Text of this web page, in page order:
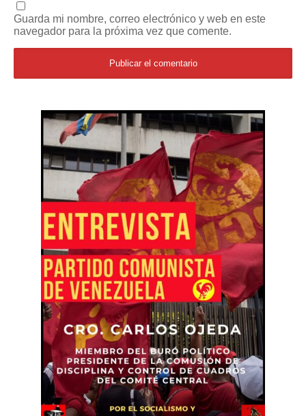
Guarda mi nombre, correo electrónico y web en este
navegador para la próxima vez que comente.